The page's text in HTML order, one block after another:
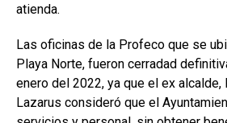
atienda.
Las oficinas de la Profeco que se
Playa Norte, fueron cerradad
enero del 2022, ya que el ex alcalde,
Lazarus consideró que el